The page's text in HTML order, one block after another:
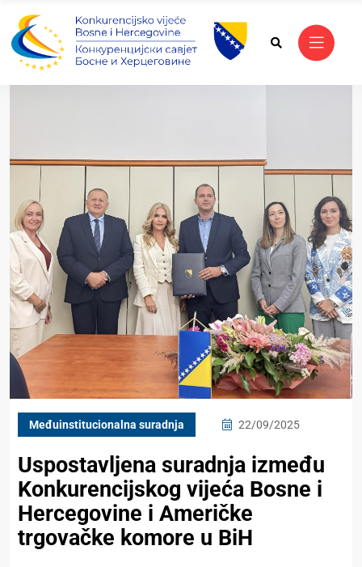
Međuinstitucionalna suradnja 22/09/2025
Uspostavljena suradnja između
Konkurencijskog vijeća Bosne i
Hercegovine i Američke
trgovačke komore u BiH